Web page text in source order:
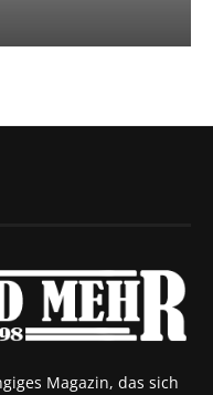
Magazin, das sich